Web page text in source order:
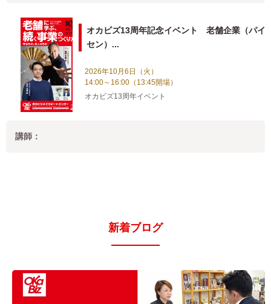
オカビズ13周年記念イベント 老舗企業（パイ
セン）...
2026年10月6日（火）
14:00～16:00（13:45開場）
オカビズ13周年イベント
講師：
新着ブログ